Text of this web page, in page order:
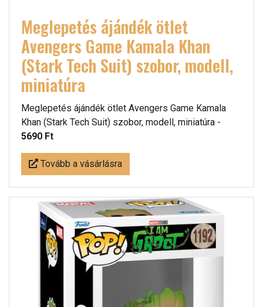
Meglepetés ájándék ötlet
Avengers Game Kamala Khan
(Stark Tech Suit) szobor, modell,
miniatúra
Meglepetés ájándék ötlet Avengers Game Kamala
Khan (Stark Tech Suit) szobor, modell, miniatúra -
5690 Ft
Tovább a vásárlásra